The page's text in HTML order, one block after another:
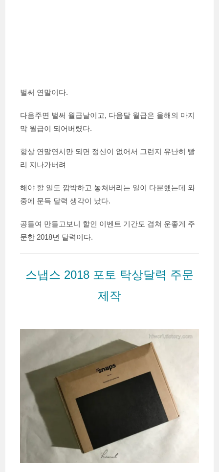
벌써 연말이다.
다음주면 벌써 월급날이고, 다음달 월급은 올해의 마지
막 월급이 되어버렸다.
항상 연말연시만 되면 정신이 없어서 그런지 유난히 빨
리 지나가버려
해야 할 일도 깜박하고 놓쳐버리는 일이 다분했는데 와
중에 문득 달력 생각이 났다.
공들여 만들고보니 할인 이벤트 기간도 겹쳐 운좋게 주
문한 2018년 달력이다.
스냅스 2018 포토 탁상달력 주문
제작